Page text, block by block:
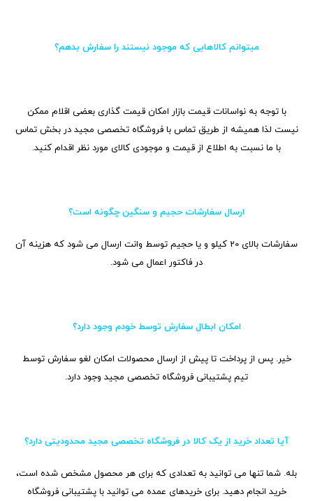
می‏توانم کالاهایی که موجود نیستند را سفارش بدهم؟
با توجه به نواسانات قیمت بازار امکان قیمت گذاری بعضی اقلام ممکن
نیست لذا همیشه از طریق تماس با فروشگاه تخصصی مجید در بخش تماس
با ما نسبت به اطلاع از قیمت و موجودی کالای مورد نظر اقدام کنید.
ارسال سفارشات حجیم و سنگین چگونه است؟
سفارشات بالای 20 کیلو و یا حجیم توسط وانت ارسال می شود که هزینه آن
در فاکتور اعمال می شود.
امکان ابطال سفارش توسط خودم وجود دارد؟
خیر. پس از پرداخت تا پیش از ارسال محصولات امکان لغو سفارش توسط
تیم پشتیبانی فروشگاه تخصصی مجید وجود دارد.
آیا تعداد خرید از یک کالا در فروشگاه تخصصی مجید محدودیتی دارد؟
بله. شما تنها می توانید به تعدادی که برای هر محصول مشخص شده است،
خرید انجام دهید. برای خریدهای عمده می توانید با پشتیبانی فروشگاه